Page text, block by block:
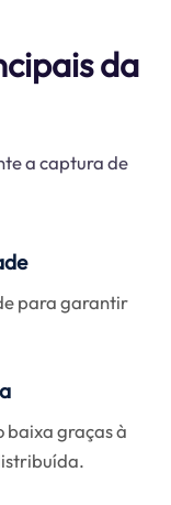
da
a captura de
para garantir
baixa graças à